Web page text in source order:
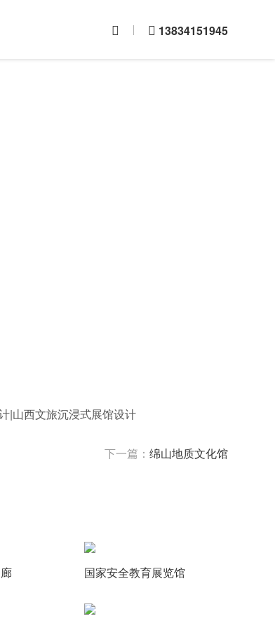
13834151945
|山西文旅沉浸式展馆设计
下一篇： 绵山地质文化馆
国家安全教育展览馆